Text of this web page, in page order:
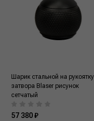
Шарик стальной на рукоятку
затвора Blaser рисунок
сетчатый
57 380 ₽